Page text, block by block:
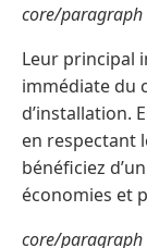
core/paragraph
Leur principal
immédiate du
d’installation.
en respectant
bénéficiez
économies et
core/paragraph